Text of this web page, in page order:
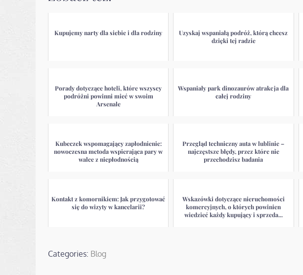
Kupujemy narty dla siebie i dla rodziny
Uzyskaj wspaniałą podróż, którą chcesz
dzięki tej radzie
Porady dotyczące hoteli, które wszyscy
podróżni powinni mieć w swoim
Arsenale
Wspaniały park dinozaurów atrakcja dla
całej rodziny
Kubeczek wspomagający zapłodnienie:
nowoczesna metoda wspierająca pary w
walce z niepłodnością
Przegląd techniczny auta w lublinie –
najczęstsze błędy, przez które nie
przechodzisz badania
Kontakt z komornikiem: Jak przygotować
się do wizyty w kancelarii?
Wskazówki dotyczące nieruchomości
komercyjnych, o których powinien
wiedzieć każdy kupujący i sprzeda...
Categories: Blog